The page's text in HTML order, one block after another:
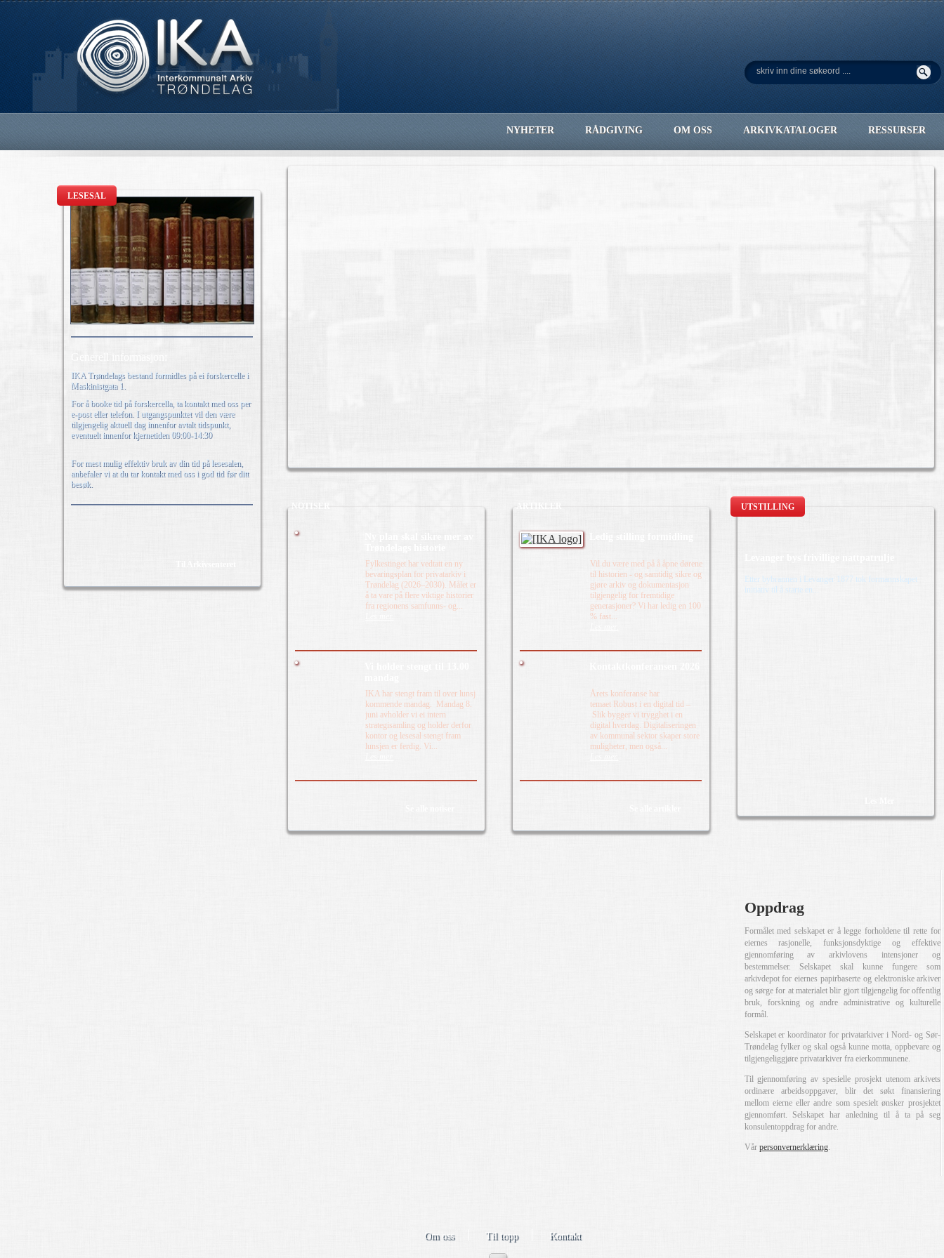
NYHETER RÅDGIVING OM OSS ARKIVKATALOGER RESSURSER
LESESAL
IKA Trøndelags bestand formidles på ei forskercelle i
Maskinistgata 1.
For å booke tid på forskercella, ta kontakt med oss per
e-post eller telefon. I utgangspunktet vil den være
tilgjengelig aktuell dag innenfor avtalt tidspunkt,
eventuelt innenfor kjernetiden 09:00-14:30
For mest mulig effektiv bruk av din tid på lesesalen,
anbefaler vi at du tar kontakt med oss i god tid før ditt
besøk.
NOTISER
Fylkestinget har vedtatt en ny
bevaringsplan for privatarkiv i
Trøndelag (2026–2030). Målet er
å ta vare på flere viktige historier
fra regionens samfunns- og...
IKA har stengt fram til over lunsj
kommende mandag. Mandag 8.
juni avholder vi ei intern
strategisamling og holder derfor
kontor og lesesal stengt fram
lunsjen er ferdig. Vi...
ARTIKLER
Vil du være med på å åpne dørene
til historien - og samtidig sikre og
gjøre arkiv og dokumentasjon
tilgjengelig for fremtidige
generasjoner? Vi har ledig en 100
% fast...
Årets konferanse har
temaet Robust i en digital tid –
Slik bygger vi trygghet i en
digital hverdag. Digitaliseringen
av kommunal sektor skaper store
muligheter, men også...
UTSTILLING
Etter bybrannen i Levanger 1877 tok formannskapet
initiativ til å starte en...
Oppdrag
Formålet med selskapet er å legge forholdene til rette for
eiernes rasjonelle, funksjonsdyktige og effektive
gjennomføring av arkivlovens intensjoner og
bestemmelser. Selskapet skal kunne fungere som
arkivdepot for eiernes papirbaserte og elektroniske arkiver
og sørge for at materialet blir gjort tilgjengelig for offentlig
bruk, forskning og andre administrative og kulturelle
formål.
Selskapet er koordinator for privatarkiver i Nord- og Sør-
Trøndelag fylker og skal også kunne motta, oppbevare og
tilgjengeliggjøre privatarkiver fra eierkommunene.
Til gjennomføring av spesielle prosjekt utenom arkivets
ordinære arbeidsoppgaver, blir det søkt finansiering
mellom eierne eller andre som spesielt ønsker prosjektet
gjennomført. Selskapet har anledning til å ta på seg
konsulentoppdrag for andre.
Vår personvernerklæring.
Om oss Til topp Kontakt